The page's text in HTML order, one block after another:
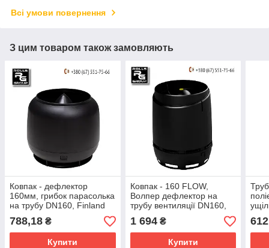
Всі умови повернення
З цим товаром також замовляють
Ковпак - дефлектор
160мм, грибок парасолька
на трубу DN160, Finland
788,18 ₴
Купити
Ковпак - 160 FLOW, ​​
Волпер дефлектор на
трубу вентиляції DN160,
Finland
1 694₴
Купити